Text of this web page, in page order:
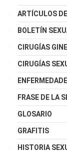
ARTÍCULOS
BOLETÍN
CIRUGÍAS
CIRUGÍAS
FRASE DE LA
GLOSARIO
GRAFITIS
HISTORIA